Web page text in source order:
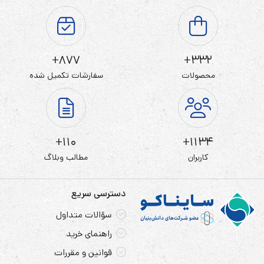
کنترل، سیستم ارتباطی، ادارات، کامپیوترها و …
ویژگی‌های یو پی اس تک سای مدل TechSay SDE
2000XT
رنج گسترده ولتاژ ورودی با ضریب توان بیشتر از 97%
ضریب توان خروجی 0.9 و قابلیت اضافه بار بیشتر
محافظت کامل در مقابل اضافه ولتاژ
نمایشگر LED/LCD ، مانیتورینگ همه وضعیت های کاری
تنظیم خودکار سرعت فن
خروجی موج سینوسی کامل قابل اعتماد و با ثبات
مشخصات یو پی اس سری SDE 2000
خصوصیات کلیدی:
332+
محصولات
877+
سفارشات تکمیل شده
1134+
کاربران
110+
مطالب وبلاگ
دسترسی سریع
سؤالات متداول
راهنمای خرید
قوانین و مقررات